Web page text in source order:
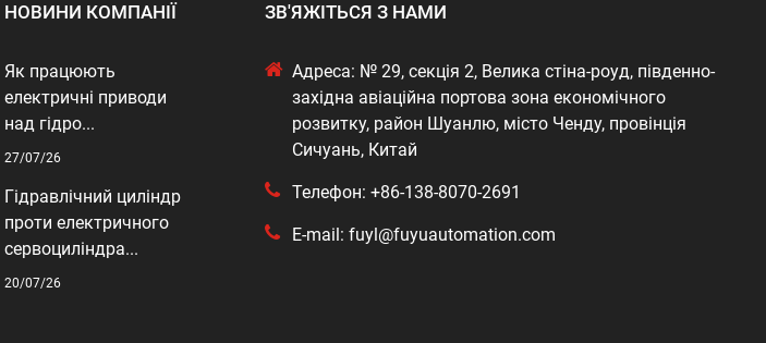
НОВИНИ КОМПАНІЇ
Як працюють
електричні приводи
над гідро...
27/07/26
Гідравлічний циліндр
проти електричного
сервоциліндра...
20/07/26
ЗВ'ЯЖІТЬСЯ З НАМИ
Адреса: № 29, секція 2, Велика стіна-роуд, південно-
західна авіаційна портова зона економічного
розвитку, район Шуанлю, місто Ченду, провінція
Сичуань, Китай
Телефон: +86-138-8070-2691
E-mail: fuyl@fuyuautomation.com